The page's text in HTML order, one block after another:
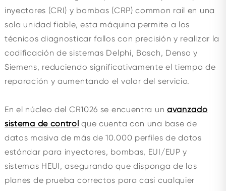
inyectores (CRI) y bombas (CRP) common rail en una
sola unidad fiable, esta máquina permite a los
técnicos diagnosticar fallos con precisión y realizar la
codificación de sistemas Delphi, Bosch, Denso y
Siemens, reduciendo significativamente el tiempo de
reparación y aumentando el valor del servicio.
En el núcleo del CR1026 se encuentra un avanzado
sistema de control que cuenta con una base de
datos masiva de más de 10.000 perfiles de datos
estándar para inyectores, bombas, EUI/EUP y
sistemas HEUI, asegurando que disponga de los
planes de prueba correctos para casi cualquier